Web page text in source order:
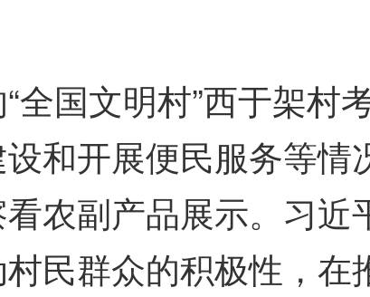
国文明村”西于架村
和开展便民服务等情
农副产品展示。习近
民群众的积极性，在